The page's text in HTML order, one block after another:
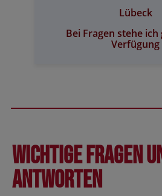
Lübeck
Bei Fragen stehe
Verfügung
Wichtige Fragen
Antworten